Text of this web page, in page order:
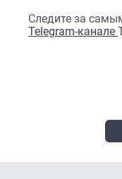
Следите за
Telegram-канале